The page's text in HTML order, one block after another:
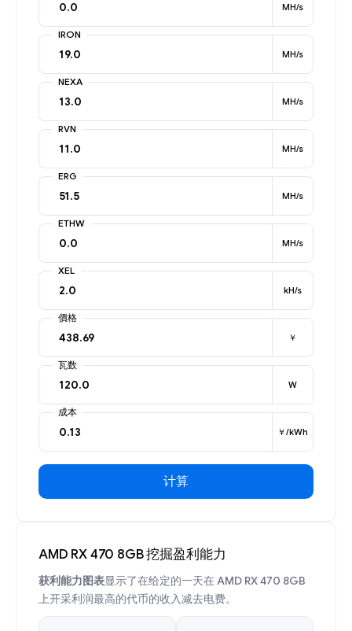
MH/s
IRON
MH/s
NEXA
MH/s
RVN
MH/s
ERG
MH/s
ETHW
MH/s
XEL
kH/s
價格
￥
瓦数
W
成本
￥/kWh
计算
AMD RX 470 8GB 挖掘盈利能力
获利能力图表显示了在给定的一天在 AMD RX 470 8GB
上开采利润最高的代币的收入减去电费。